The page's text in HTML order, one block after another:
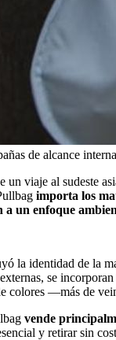
de alcance
un viaje al sudeste
importa los
a un enfoque
la identidad de la
se
colores —más de
vende
y retirar sin